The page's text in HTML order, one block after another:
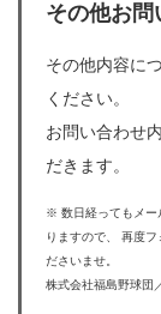
その他お問
その他内容に
ください。
お問い合わせ
だきます。
※ 数日経ってもメー
りますので、
再度フ
ださいませ。
株式会社福島野球団